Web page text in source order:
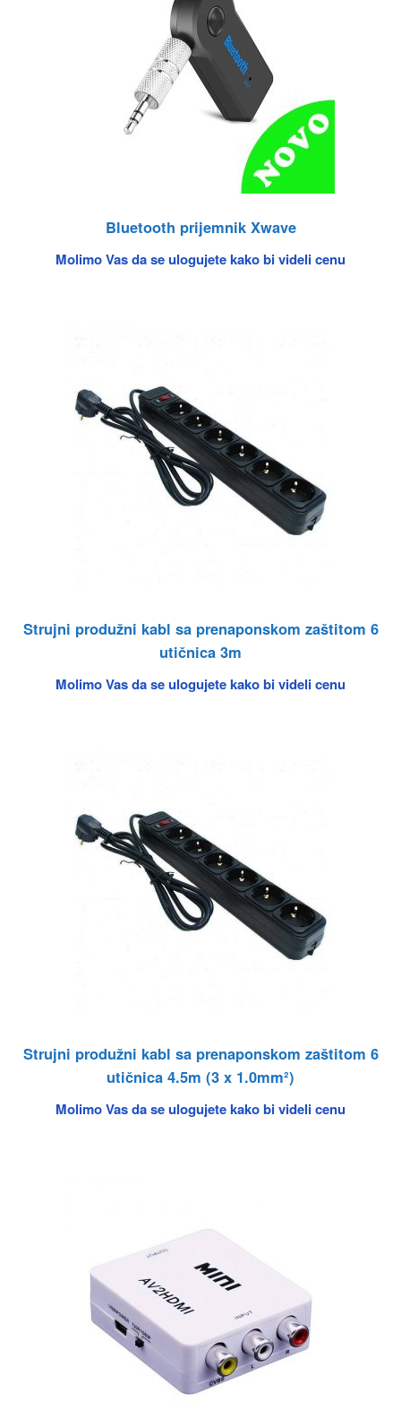
Bluetooth prijemnik Xwave
Molimo Vas da se ulogujete kako bi videli cenu
Strujni produžni kabl sa prenaponskom zaštitom 6
utičnica 3m
Molimo Vas da se ulogujete kako bi videli cenu
Strujni produžni kabl sa prenaponskom zaštitom 6
utičnica 4.5m (3 x 1.0mm²)
Molimo Vas da se ulogujete kako bi videli cenu